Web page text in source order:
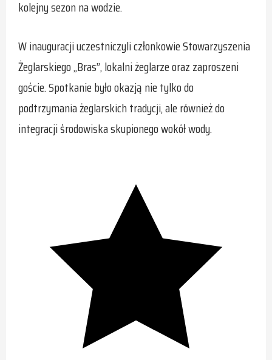
kolejny sezon na wodzie.
W inauguracji uczestniczyli członkowie Stowarzyszenia
Żeglarskiego „Bras”, lokalni żeglarze oraz zaproszeni
goście. Spotkanie było okazją nie tylko do
podtrzymania żeglarskich tradycji, ale również do
integracji środowiska skupionego wokół wody.